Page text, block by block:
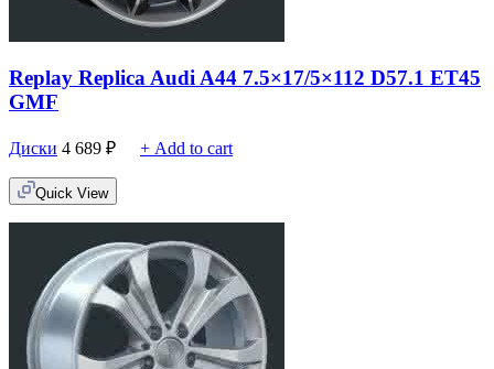
Replay Replica Audi A44 7.5×17/5×112 D57.1 ET45
GMF
Диски 4 689 ₽ + Add to cart
Quick View